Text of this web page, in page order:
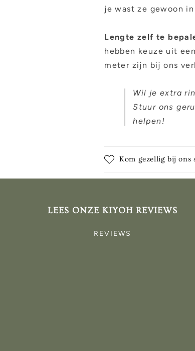
je wast ze gewoon
Lengte zelf te
hebben keuze uit
meter zijn bij ons
Wil je extra
Stuur ons
helpen!
Kom gezellig bij ons
LEES ONZE KIYOH REVIEWS
REVIEWS